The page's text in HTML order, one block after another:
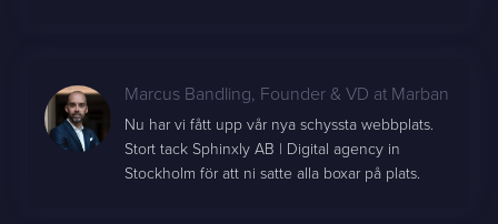
Marcus Bandling, Founder & VD at Marban
Nu har vi fått upp vår nya schyssta webbplats.
Stort tack Sphinxly AB | Digital agency in
Stockholm för att ni satte alla boxar på plats.